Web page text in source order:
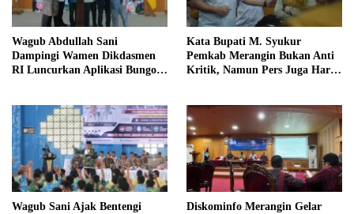
Wagub Abdullah Sani
Dampingi Wamen Dikdasmen
RI Luncurkan Aplikasi Bungo
Kata Bupati M. Syukur
Pemkab Merangin Bukan Anti
Kritik, Namun Pers Juga Harus
Wagub Sani Ajak Bentengi
Diskominfo Merangin Gelar